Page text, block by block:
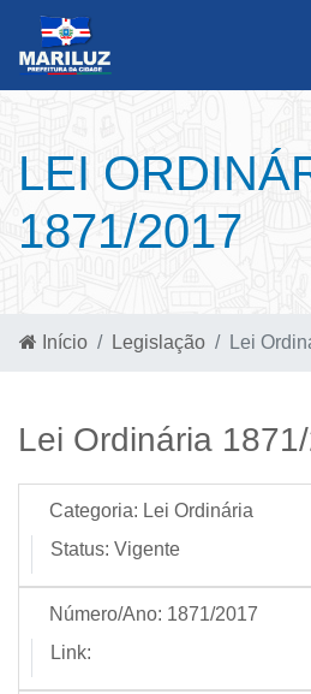
LEI
1871/2017
Início Legislação Lei
Lei Ordinária
Categoria: Lei Ordinária
Status: Vigente
Número/Ano: 1871/2017
Link: